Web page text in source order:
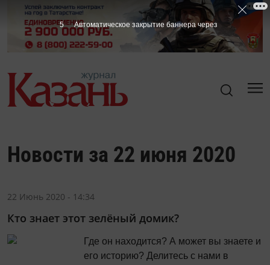
Новости за 22 июня 2020
22 Июнь 2020 - 14:34
Кто знает этот зелёный домик?
Где он находится? А может вы знаете и
его историю? Делитесь с нами в
4 Автоматическое закрытие баннера через